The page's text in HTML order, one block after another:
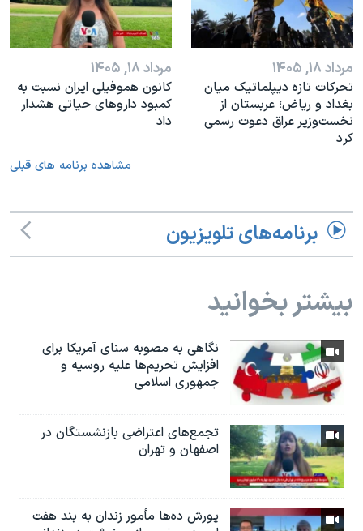
مرداد ۱۸, ۱۴۰۵
تحرکات تازه دیپلماتیک میان
بغداد و ریاض؛ عربستان از
نخست‌وزیر عراق دعوت رسمی
کرد
مرداد ۱۸, ۱۴۰۵
کانون هموفیلی ایران نسبت به
کمبود داروهای حیاتی هشدار
داد
مشاهده برنامه های قبلی
برنامه‌های تلویزیون
بیشتر بخوانید
نگاهی به مصوبه سنای آمریکا برای
افزایش تحریم‌ها علیه روسیه و
جمهوری اسلامی
تجمع‌های اعتراضی بازنشستگان در
اصفهان و تهران
یورش ده‌ها مأمور زندان به بند هفت